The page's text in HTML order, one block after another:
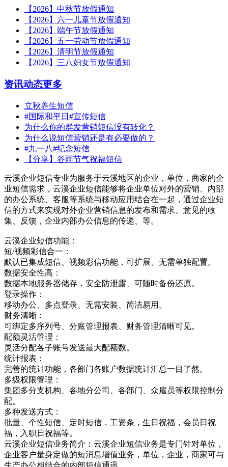
【2026】中秋节放假通知
【2026】六一儿童节放假通知
【2026】端午节放假通知
【2026】五一劳动节放假通知
【2026】清明节放假通知
【2026】三八妇女节放假通知
资讯动态更多
立秋养生短信
#国际和平日#宣传短信
为什么你的群发营销短信没有转化？
为什么说短信营销还是有必要做的？
#九一八#纪念短信
【分享】谷雨节气祝福短信
云溪企业短信专业为服务于云溪地区的企业，单位，商家的企
业短信需求，云溪企业短信能够将企业单位对外的营销、内部
的办公系统、客服等系统与移动应用结合在一起，通过企业短
信的方式来实现对外企业营销信息的发布和需求、意见的收
集、反馈，企业内部办公信息的传递、等。
云溪企业短信功能：
短/视频彩信合一：
默认已集成短信、视频彩信功能，可扩展、无需单独配置。
数据安全性高：
数据本地服务器储存，安全防泄露、可随时备份还原。
登录操作：
移动办公、多点登录、无需安装、简洁易用。
财务清晰：
可绑定多序列号、分账管理报表、财务管理清晰可见。
配额灵活管理：
灵活分配各子账号发送最大配额数。
统计报表：
完善的统计功能，各部门各账户数据统计汇总一目了然。
多级权限管理：
集团多分支机构、各地分公司、各部门、众雇员等权限控制分
配。
多种发送方式：
批量、个性短信、定时短信，工资条，生日祝福，会员日祝
福，入职日祝福等。
云溪企业短信业务简介：云溪企业短信业务是专门针对单位，
企业客户量身定做的短消息增值业务，单位，企业，商家可与
生产办公相结合的内部短信通讯，